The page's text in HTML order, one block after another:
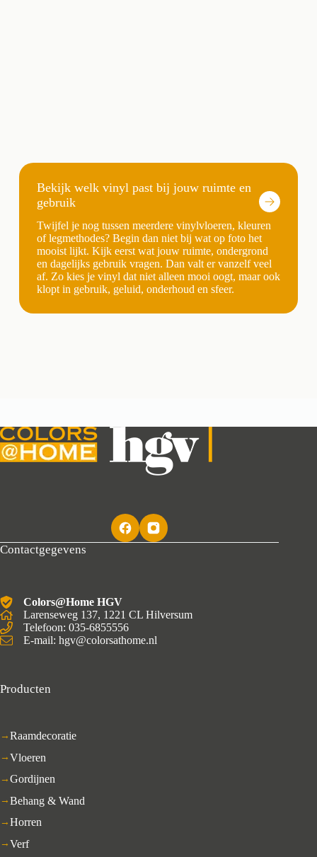
Bekijk welk vinyl past bij jouw ruimte en
gebruik
Twijfel je nog tussen meerdere vinylvloeren, kleuren
of legmethodes? Begin dan niet bij wat op foto het
mooist lijkt. Kijk eerst wat jouw ruimte, ondergrond
en dagelijks gebruik vragen. Dan valt er vanzelf veel
af. Zo kies je vinyl dat niet alleen mooi oogt, maar ook
klopt in gebruik, geluid, onderhoud en sfeer.
Contactgegevens
Colors@Home HGV
Larenseweg 137, 1221 CL Hilversum
Telefoon: 035-6855556
E-mail: hgv@colorsathome.nl
Producten
Raamdecoratie
Vloeren
Gordijnen
Behang & Wand
Horren
Verf